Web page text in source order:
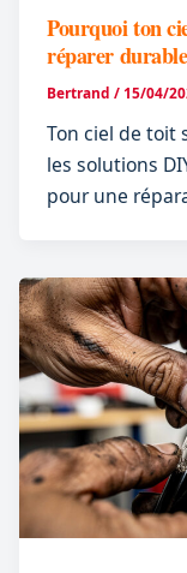
Pourquoi ton
réparer
Bertrand/15/04/
Ton ciel de toit
les solutions
pour une